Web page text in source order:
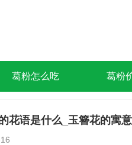
葛粉怎么吃 葛粉
花语是什么_玉簪花的寓